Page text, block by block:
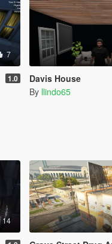
7
1.0 Davis House
By llindo65
14